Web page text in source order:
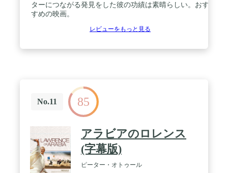
ターにつながる発見をした彼の功績は素晴らしい。おす
すめの映画。
レビューをもっと見る
No.11 85
アラビアのロレンス
(字幕版)
ピーター・オトゥール